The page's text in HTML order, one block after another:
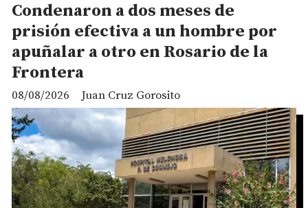
Condenaron a dos meses de
prisión efectiva a un hombre por
apuñalar a otro en Rosario de la
Frontera
Juan Cruz Gorosito
08/08/2026